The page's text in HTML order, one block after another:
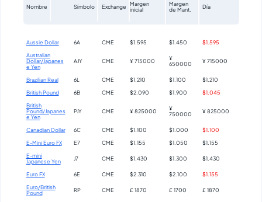
Nombre Símbolo Exchange
Margen
inicial
Margen
de Mant.
Día
Aussie Dollar 6A CME $1.595 $1.450
$1.595
Australian
Dollar/Japanes
e Yen
AJY CME ¥ 715000
¥
650000
¥ 715000
Brazilian Real 6L CME $1.210 $1.100
$1.210
British Pound
6B CME $2.090 $1.900
$1.045
British
Pound/Japanes
e Yen
PJY CME ¥ 825000
¥
750000
¥ 825000
Canadian Dollar 6C CME $1.100 $1.000
$1.100
E-Mini Euro FX
E7 CME $1.155 $1.050
$1.155
E-mini
Japanese Yen
J7 CME $1.430 $1.300 $1.430
Euro FX 6E CME $2.310 $2.100
$1.155
Euro/British
Pound
RP CME £ 1870 £ 1700 £ 1870